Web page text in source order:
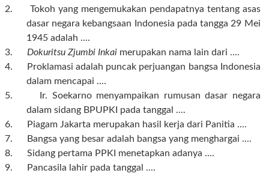
2. Tokoh yang mengemukakan pendapatnya tentang asas
dasar negara kebangsaan Indonesia pada tangga 29 Mei
1945 adalah ....
3. Dokuritsu Zjumbi Inkai merupakan nama lain dari ....
4. Proklamasi adalah puncak perjuangan bangsa Indonesia
dalam mencapai ....
5. Ir. Soekarno menyampaikan rumusan dasar negara
dalam sidang BPUPKI pada tanggal ....
6. Piagam Jakarta merupakan hasil kerja dari Panitia ....
7. Bangsa yang besar adalah bangsa yang menghargai ....
8. Sidang pertama PPKI menetapkan adanya ....
9. Pancasila lahir pada tanggal ....